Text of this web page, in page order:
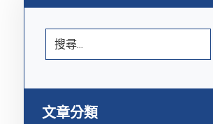
文章分類